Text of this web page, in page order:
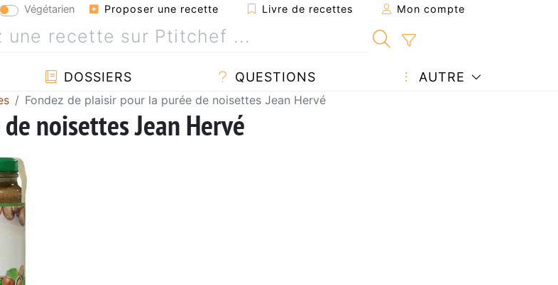
Végétarien Proposer une recette Livre de recettes Mon compte
DOSSIERS QUESTIONS AUTRE
Fondez de plaisir pour la purée de noisettes Jean Hervé
noisettes Jean Hervé